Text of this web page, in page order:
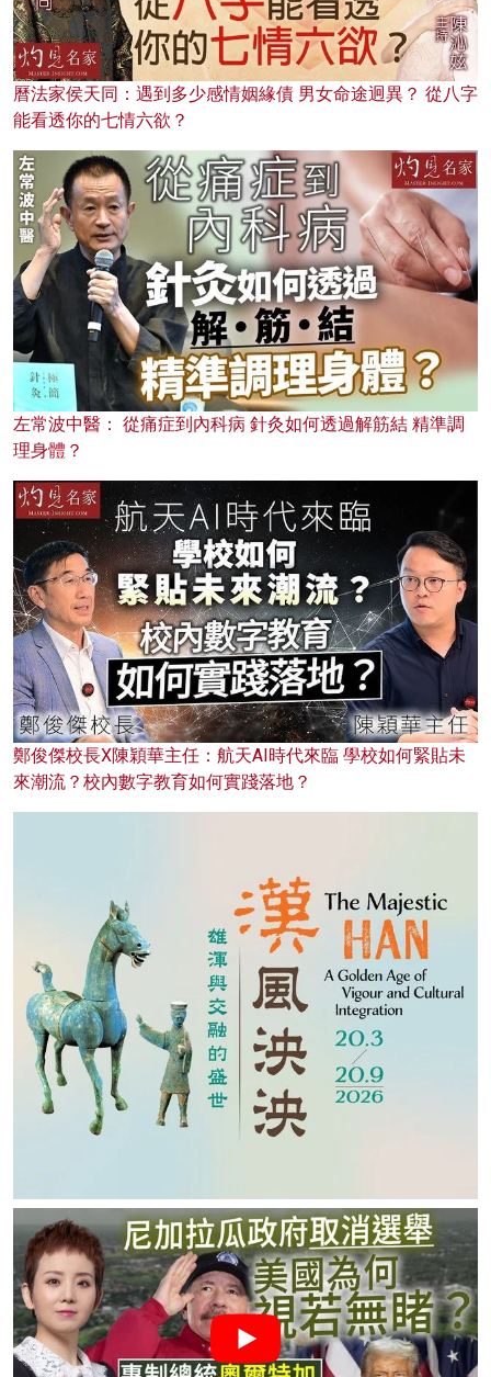
曆法家侯天同：遇到多少感情姻緣債 男女命途迥異？ 從八字
能看透你的七情六欲？
左常波中醫： 從痛症到內科病 針灸如何透過解筋結 精準調
理身體？
鄭俊傑校長X陳穎華主任：航天AI時代來臨 學校如何緊貼未
來潮流？校內數字教育如何實踐落地？